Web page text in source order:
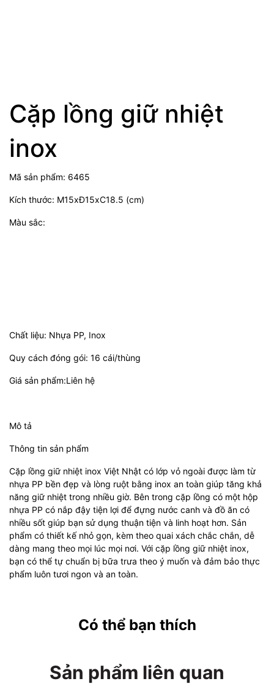
Cặp lồng giữ nhiệt
inox
Mã sản phẩm: 6465
Kích thước: M15xĐ15xC18.5 (cm)
Màu sắc:
Chất liệu: Nhựa PP, Inox
Quy cách đóng gói: 16 cái/thùng
Giá sản phẩm:Liên hệ
Mô tả
Thông tin sản phẩm
Cặp lồng giữ nhiệt inox Việt Nhật có lớp vỏ ngoài được làm từ
nhựa PP bền đẹp và lòng ruột bằng inox an toàn giúp tăng khả
năng giữ nhiệt trong nhiều giờ. Bên trong cặp lồng có một hộp
nhựa PP có nắp đậy tiện lợi để đựng nước canh và đồ ăn có
nhiều sốt giúp bạn sử dụng thuận tiện và linh hoạt hơn. Sản
phẩm có thiết kế nhỏ gọn, kèm theo quai xách chắc chắn, dễ
dàng mang theo mọi lúc mọi nơi. Với cặp lồng giữ nhiệt inox,
bạn có thể tự chuẩn bị bữa trưa theo ý muốn và đảm bảo thực
phẩm luôn tươi ngon và an toàn.
Có thể bạn thích
Sản phẩm liên quan